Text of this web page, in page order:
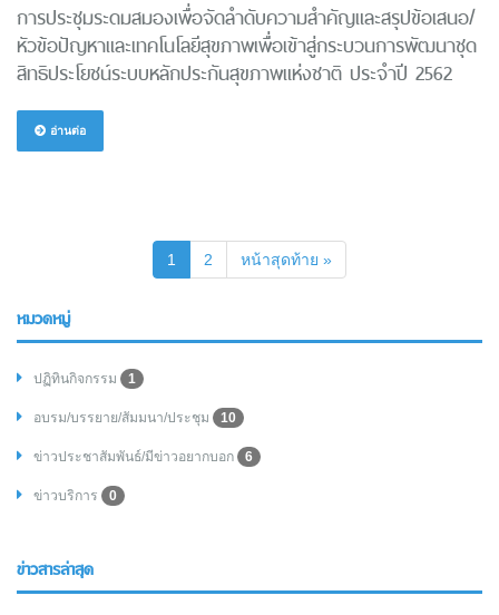
การประชุมระดมสมองเพื่อจัดลำดับความสำคัญและสรุปข้อเสนอ/
หัวข้อปัญหาและเทคโนโลยีสุขภาพเพื่อเข้าสู่กระบวนการพัฒนาชุด
สิทธิประโยชน์ระบบหลักประกันสุขภาพแห่งชาติ ประจำปี 2562
อ่านต่อ
1 (current)
2 หน้าสุดท้าย »
หมวดหมู่
ปฏิทินกิจกรรม 1
อบรม/บรรยาย/สัมมนา/ประชุม 10
ข่าวประชาสัมพันธ์/มีข่าวอยากบอก 6
ข่าวบริการ 0
ข่าวสารล่าสุด